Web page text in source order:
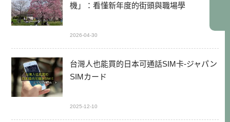
機」：看懂新年度的街頭與職場學
2026-04-30
台灣人也能買的日本可通話SIM卡-ジャパン
SIMカード
2025-12-10